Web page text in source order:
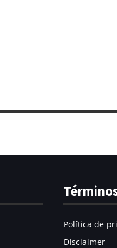
Política de
Disclaimer